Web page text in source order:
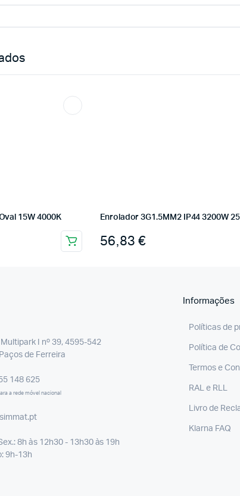
15W 4000K Enrolador 3G1.5MM2 IP44 3200W
56,83 €
Multipark I nº 39, 4595-542
de Ferreira
148 625
a rede móvel nacional
8h às 12h30 - 13h30 às 19h
9h-13h
Informações
Políticas de
Política de
Termos e
RAL e RLL
Livro de
Klarna FAQ